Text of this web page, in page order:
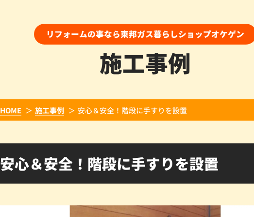
リフォームの事なら東邦ガス暮らしショップオケゲン
施工事例
HOME 施工事例 安心＆安全！階段に手すりを設置
安心＆安全！階段に手すりを設置